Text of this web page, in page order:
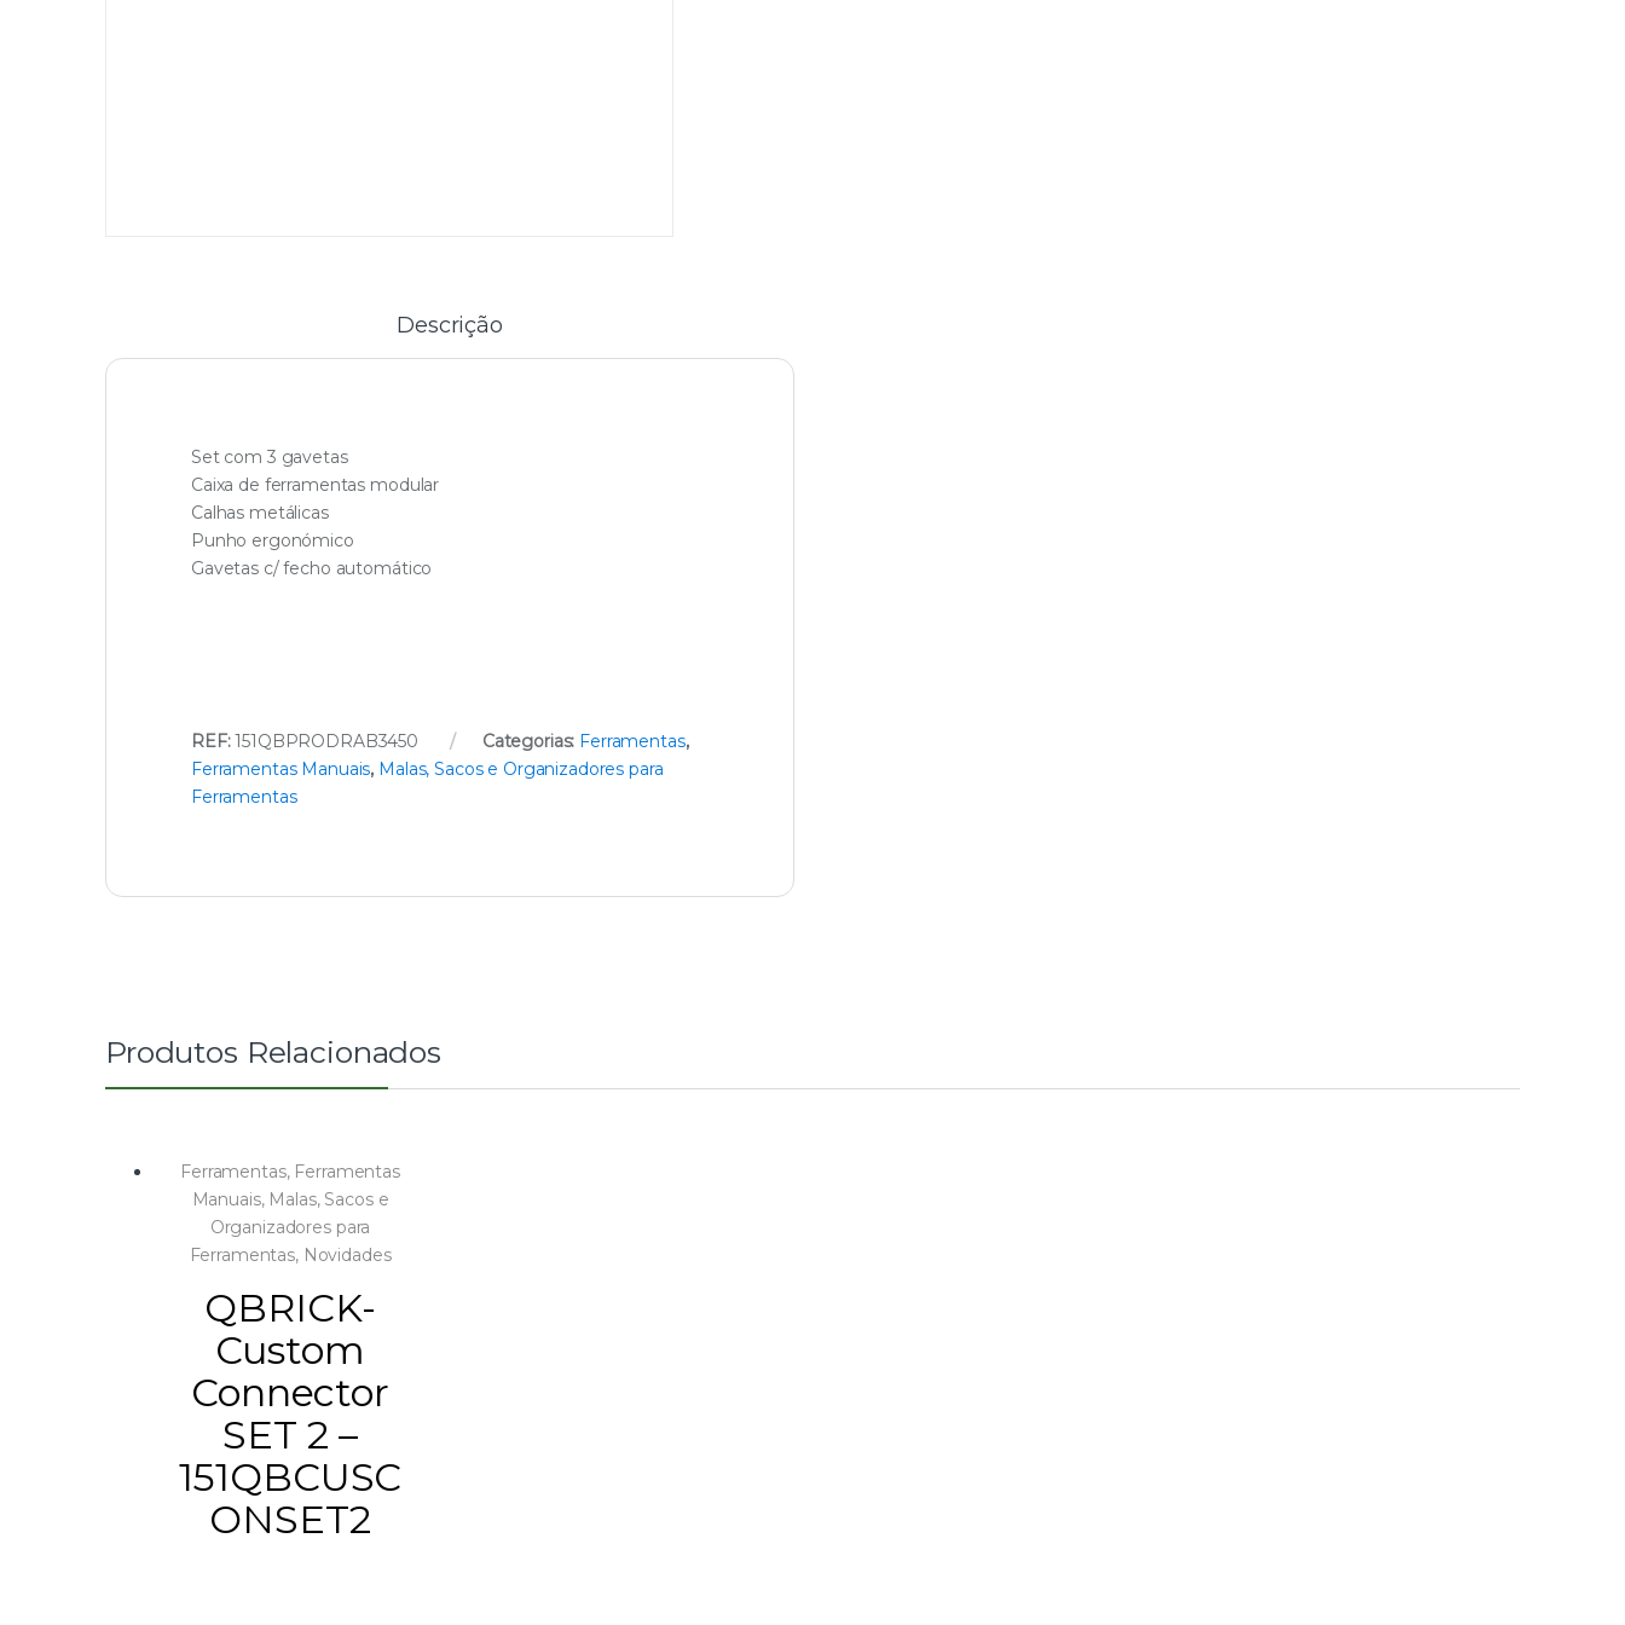
Descrição
Set com 3 gavetas
Caixa de ferramentas modular
Calhas metálicas
Punho ergonómico
Gavetas c/ fecho automático
REF:151QBPRODRAB3450 Categorias: Ferramentas,
Ferramentas Manuais, Malas, Sacos e Organizadores para
Ferramentas
Produtos Relacionados
Ferramentas, Ferramentas
Manuais, Malas, Sacos e
Organizadores para
Ferramentas, Novidades
QBRICK-
Custom
Connector
SET 2 –
151QBCUSC
ONSET2